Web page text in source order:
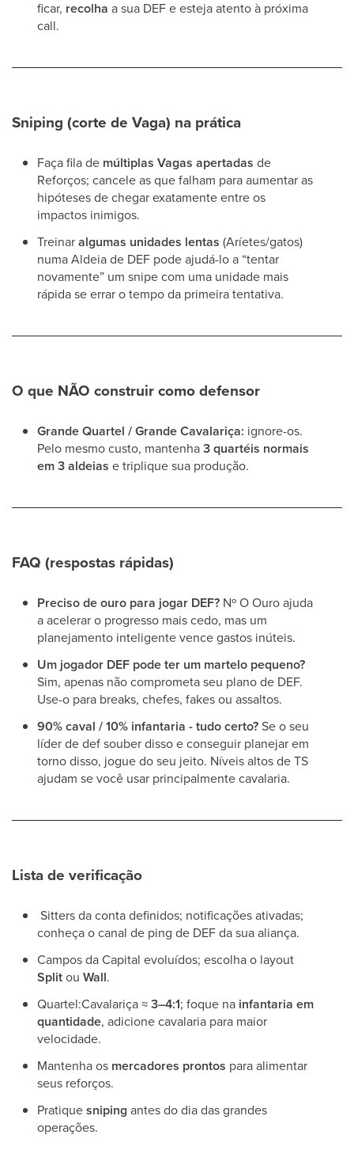
ficar, recolha a sua DEF e esteja atento à próxima
call.
Sniping (corte de Vaga) na prática
Faça fila de múltiplas Vagas apertadas de
Reforços; cancele as que falham para aumentar as
hipóteses de chegar exatamente entre os
impactos inimigos.
Treinaralgumas unidades lentas (Aríetes/gatos)
numa Aldeia de DEF pode ajudá-lo a “tentar
novamente” um snipe com uma unidade mais
rápida se errar o tempo da primeira tentativa.
O que NÃO construir como defensor
Grande Quartel / Grande Cavalariça: ignore-os.
Pelo mesmo custo, mantenha3 quartéis normais
em 3 aldeias e triplique sua produção.
FAQ (respostas rápidas)
Preciso de ouro para jogar DEF? Nº O Ouro ajuda
a acelerar o progresso mais cedo, mas um
planejamento inteligente vence gastos inúteis.
Um jogador DEF pode ter um martelo pequeno?
Sim, apenas não comprometa seu plano de DEF.
Use-o para breaks, chefes, fakes ou assaltos.
90% caval / 10% infantaria - tudo certo?Se o seu
líder de def souber disso e conseguir planejar em
torno disso, jogue do seu jeito. Níveis altos de TS
ajudam se você usar principalmente cavalaria.
Lista de verificação
Sitters da conta definidos; notificações ativadas;
conheça o canal de ping de DEF da sua aliança.
Campos da Capital evoluídos; escolha o layout
Splitou Wall.
Quartel:Cavalariça ≈3–4:1; foque na infantaria em
quantidade, adicione cavalaria para maior
velocidade.
Mantenha os mercadores prontos para alimentar
seus reforços.
Pratiquesnipingantes do dia das grandes
operações.